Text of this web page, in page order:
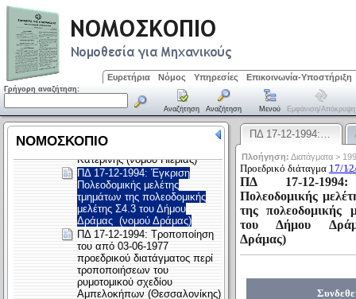
Ευρετήρια Νόμος Υπηρεσίες Επικοινωνία-Υποστήριξη
Γρήγορη αναζήτηση:
Αναζήτηση Αναζήτηση Μενού Εμφάνιση/απόκρυψη
ΠΔ 17-12-1994:…